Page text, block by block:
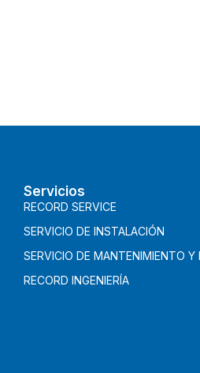
Servicios
RECORD SERVICE
SERVICIO DE INSTALACIÓN
SERVICIO DE MANTENIMIENTO Y
RECORD INGENIERÍA